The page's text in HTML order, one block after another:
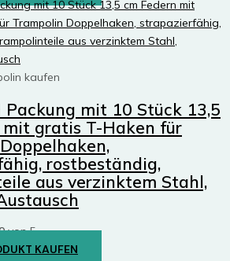
kaufen
Packung mit 10 Stück 13,5
mit gratis T-Haken für
rostbeständig,
aus verzinktem Stahl,
von 5
KAUFEN